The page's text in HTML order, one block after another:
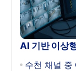
AI 기반 이상
수천 채널 중